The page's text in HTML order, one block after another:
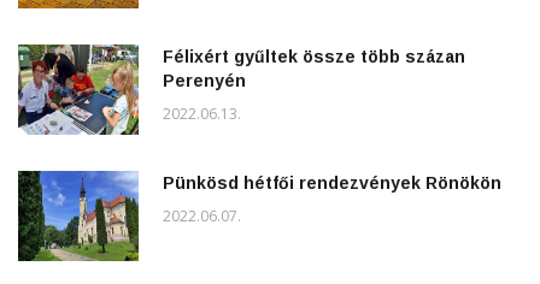
Félixért gyűltek össze több százan
Perenyén
2022.06.13.
Pünkösd hétfői rendezvények Rönökön
2022.06.07.